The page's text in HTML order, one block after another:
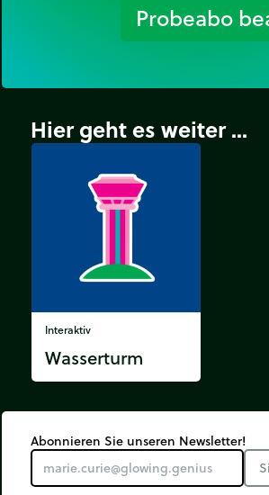
Probeabo
Hier geht es weiter ...
Interaktiv
Wasserturm
Abonnieren Sie unseren Newsletter!